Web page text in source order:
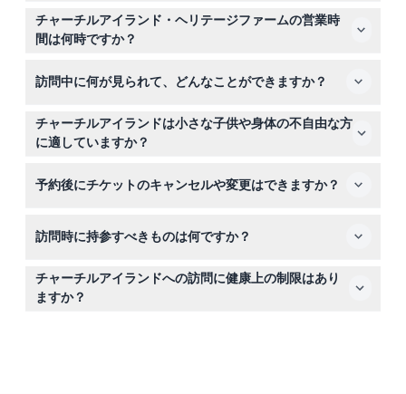
このウェブサイトで簡単にオンライン予約ができます。希
望する日付を選び、簡単な予約手順に従って訪問を確約し
てください。
チャーチルアイランド・ヘリテージファームの営業時
間は何時ですか？
り、最終入場は午後3時30分です（変更される場合があり
訪問中に何が見られて、どんなことができますか？
修復された19世紀の農場建物、ヘリテージガーデン、美し
い景観の散策路で野生動物を見ながら探索できます。さら
に、毎日の農業デモンストレーションとして、羊の毛刈
り、牛の搾乳、ムチ打ち、作業犬の展示をお楽しみいただ
けます。
チャーチルアイランドは小さな子供や身体の不自由な方
に適していますか？
婦の参加は推奨されていません。敷地はベビーカーや車い
す。
予約後にチケットのキャンセルや変更はできますか？
ん。計画が確定してから予約してください。
訪問時に持参すべきものは何ですか？
歩きやすい靴を履き、帽子や日焼け止めなどの日差し対策
をし、水を持参すると良いでしょう。休憩や軽食が必要な
場合は、農場内のカフェをご利用いただけます。
チャーチルアイランドへの訪問に健康上の制限はあり
ますか？